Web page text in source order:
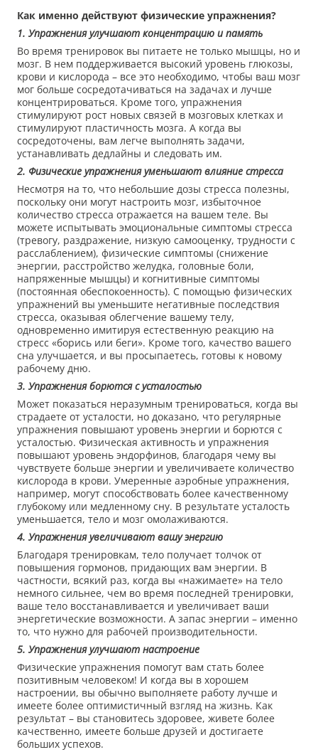
Как именно действуют физические упражнения?
1. Упражнения улучшают концентрацию и память
Во время тренировок вы питаете не только мышцы, но и
мозг. В нем поддерживается высокий уровень глюкозы,
крови и кислорода – все это необходимо, чтобы ваш мозг
мог больше сосредотачиваться на задачах и лучше
концентрироваться. Кроме того, упражнения
стимулируют рост новых связей в мозговых клетках и
стимулируют пластичность мозга. А когда вы
сосредоточены, вам легче выполнять задачи,
устанавливать дедлайны и следовать им.
2. Физические упражнения уменьшают влияние стресса
Несмотря на то, что небольшие дозы стресса полезны,
поскольку они могут настроить мозг, избыточное
количество стресса отражается на вашем теле. Вы
можете испытывать эмоциональные симптомы стресса
(тревогу, раздражение, низкую самооценку, трудности с
расслаблением), физические симптомы (снижение
энергии, расстройство желудка, головные боли,
напряженные мышцы) и когнитивные симптомы
(постоянная обеспокоенность). С помощью физических
упражнений вы уменьшите негативные последствия
стресса, оказывая облегчение вашему телу,
одновременно имитируя естественную реакцию на
стресс «борись или беги». Кроме того, качество вашего
сна улучшается, и вы просыпаетесь, готовы к новому
рабочему дню.
3. Упражнения борются с усталостью
Может показаться неразумным тренироваться, когда вы
страдаете от усталости, но доказано, что регулярные
упражнения повышают уровень энергии и борются с
усталостью. Физическая активность и упражнения
повышают уровень эндорфинов, благодаря чему вы
чувствуете больше энергии и увеличиваете количество
кислорода в крови. Умеренные аэробные упражнения,
например, могут способствовать более качественному
глубокому или медленному сну. В результате усталость
уменьшается, тело и мозг омолаживаются.
4. Упражнения увеличивают вашу энергию
Благодаря тренировкам, тело получает толчок от
повышения гормонов, придающих вам энергии. В
частности, всякий раз, когда вы «нажимаете» на тело
немного сильнее, чем во время последней тренировки,
ваше тело восстанавливается и увеличивает ваши
энергетические возможности. А запас энергии – именно
то, что нужно для рабочей производительности.
5. Упражнения улучшают настроение
Физические упражнения помогут вам стать более
позитивным человеком! И когда вы в хорошем
настроении, вы обычно выполняете работу лучше и
имеете более оптимистичный взгляд на жизнь. Как
результат – вы становитесь здоровее, живете более
качественно, имеете больше друзей и достигаете
больших успехов.